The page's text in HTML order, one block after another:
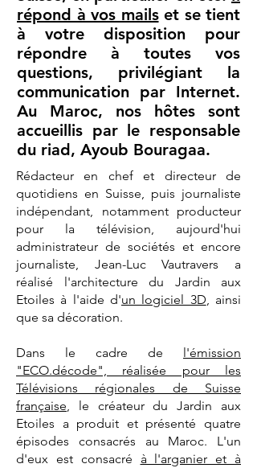
répond à vos mailset se tient
à votre disposition pour
répondre à toutes vos
questions, privilégiant la
communication par Internet.
Au Maroc, nos hôtes sont
accueillis par le responsable
du riad, Ayoub Bouragaa.
Rédacteur en chef et directeur de
quotidiens en Suisse, puis journaliste
indépendant, notamment producteur
pour la télévision, aujourd'hui
administrateur de sociétés et encore
journaliste, Jean-Luc Vautravers a
réalisé l'architecture du Jardin aux
Etoiles à l'aide d'un logiciel 3D, ainsi
que sa décoration.
Dans le cadre de l'émission
"ECO.décode", réalisée pour les
Télévisions régionales de Suisse
française, le créateur du Jardin aux
Etoiles a produit et présenté quatre
épisodes consacrés au Maroc. L'un
d'eux est consacré à l'arganier et à